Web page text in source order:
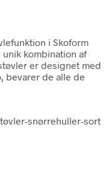
i Skoform
kombination af
er designet med
bevarer de alle de
snørrehuller-sort